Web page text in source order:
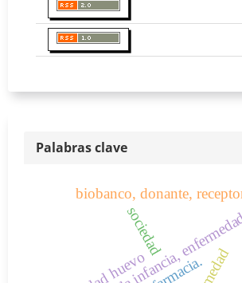
Palabras clave
caries de la infancia,
sociedad
biobanco, donante,